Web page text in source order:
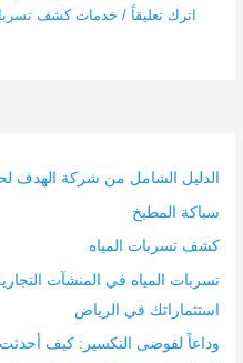
اترك تعليقاً / خدمات كشف
الدليل الشامل من شركة الهدف
سباكة المطبخ
كشف تسربات المياه
تسربات المياه في المنشآت
استثماراتك في الرياض
وداعاً لفوضى التكسير: كيف